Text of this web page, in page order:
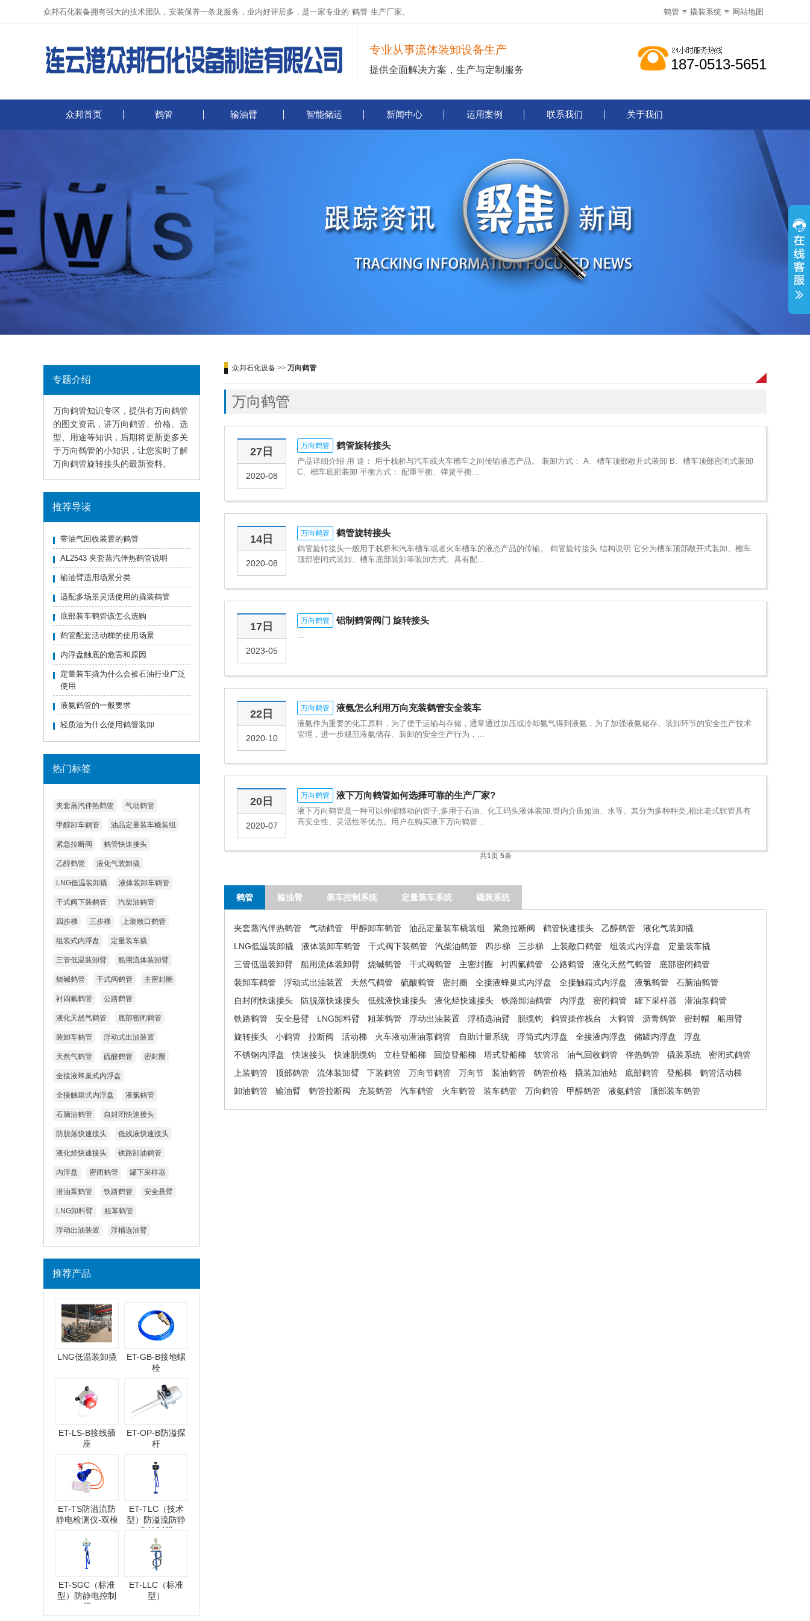
众邦石化装备拥有强大的技术团队，安装保养一条龙服务，业内好评居多，是一家专业的 鹤管 生产厂家。 鹤管 ≡ 撬装系统 ≡ 网站地图
专业从事流体装卸设备生产
提供全面解决方案，生产与定制服务 187-0513-5651
众邦首页 鹤管 输油臂 智能储运 新闻中心 运用案例 联系我们 关于我们
专题介绍
万向鹤管知识专区，提供有万向鹤管
的图文资讯，讲万向鹤管、价格、选
型、用途等知识，后期将更新更多关
于万向鹤管的小知识，让您实时了解
万向鹤管旋转接头的最新资料。
推荐导读
带油气回收装置的鹤管
AL2543 夹套蒸汽伴热鹤管说明
输油臂适用场景分类
适配多场景灵活使用的撬装鹤管
底部装车鹤管该怎么选购
鹤管配套活动梯的使用场景
内浮盘触底的危害和原因
定量装车撬为什么会被石油行业广泛
使用
液氨鹤管的一般要求
轻质油为什么使用鹤管装卸
热门标签
夹套蒸汽伴热鹤管 气动鹤管
甲醇卸车鹤管 油品定量装车橇装组
紧急拉断阀 鹤管快速接头
乙醇鹤管 液化气装卸撬
LNG低温装卸撬 液体装卸车鹤管
干式阀下装鹤管 汽柴油鹤管
四步梯 三步梯 上装敞口鹤管
组装式内浮盘 定量装车撬
三管低温装卸臂 船用流体装卸臂
烧碱鹤管 干式阀鹤管 主密封圈
衬四氟鹤管 公路鹤管
液化天然气鹤管 底部密闭鹤管
装卸车鹤管 浮动式出油装置
天然气鹤管 硫酸鹤管 密封圈
全接液蜂巢式内浮盘
全接触箱式内浮盘 液氯鹤管
石脑油鹤管 自封闭快速接头
防脱落快速接头 低残液快速接头
液化烃快速接头 铁路卸油鹤管
内浮盘 密闭鹤管 罐下采样器
潜油泵鹤管 铁路鹤管 安全悬臂
LNG卸料臂 粗苯鹤管
浮动出油装置 浮桶选油臂
推荐产品
LNG低温装卸撬
ET-GB-B接地螺
栓
ET-LS-B接线插
座
ET-OP-B防溢探
杆
ET-TS防溢流防
静电检测仪-双模
ET-TLC（技术
型）防溢流防静
电控制器
ET-SGC（标准
型）防静电控制
器
ET-LLC（标准
型）
众邦石化设备 >> 万向鹤管
万向鹤管
27日
2020-08
万向鹤管 鹤管旋转接头
产品详细介绍 用 途： 用于栈桥与汽车或火车槽车之间传输液态产品。 装卸方式： A、槽车顶部敞开式装卸 B、槽车顶部密闭式装卸
C、槽车底部装卸 平衡方式： 配重平衡、弹簧平衡...
14日
2020-08
万向鹤管 鹤管旋转接头
鹤管旋转接头一般用于栈桥和汽车槽车或者火车槽车的液态产品的传输。 鹤管旋转接头 结构说明 它分为槽车顶部敞开式装卸、槽车
顶部密闭式装卸、槽车底部装卸等装卸方式。具有配...
17日
2023-05
万向鹤管 铝制鹤管阀门 旋转接头
...
22日
2020-10
万向鹤管 液氨怎么利用万向充装鹤管安全装车
液氨作为重要的化工原料，为了便于运输与存储，通常通过加压或冷却氨气得到液氨，为了加强液氨储存、装卸环节的安全生产技术
管理，进一步规范液氨储存、装卸的安全生产行为，...
20日
2020-07
万向鹤管 液下万向鹤管如何选择可靠的生产厂家?
液下万向鹤管是一种可以伸缩移动的管子,多用于石油、化工码头液体装卸,管内介质如油、水等。其分为多种种类,相比老式软管具有
高安全性、灵活性等优点。用户在购买液下万向鹤管...
共1页 5条
鹤管 输油臂 装车控制系统 定量装车系统 橇装系统
夹套蒸汽伴热鹤管 气动鹤管 甲醇卸车鹤管 油品定量装车橇装组 紧急拉断阀 鹤管快速接头 乙醇鹤管
液化气装卸撬
LNG低温装卸撬
液体装卸车鹤管 干式阀下装鹤管 汽柴油鹤管 四步梯 三步梯 上装敞口鹤管 组装式内浮盘
定量装车撬
三管低温装卸臂
船用流体装卸臂 烧碱鹤管 干式阀鹤管 主密封圈 衬四氟鹤管 公路鹤管 液化天然气鹤管
底部密闭鹤管
装卸车鹤管
浮动式出油装置 天然气鹤管 硫酸鹤管 密封圈 全接液蜂巢式内浮盘 全接触箱式内浮盘 液氯鹤管
石脑油鹤管
自封闭快速接头
防脱落快速接头 低残液快速接头 液化烃快速接头 铁路卸油鹤管 内浮盘 密闭鹤管 罐下采样器
潜油泵鹤管
铁路鹤管
安全悬臂 LNG卸料臂 粗苯鹤管 浮动出油装置 浮桶选油臂 脱缆钩 鹤管操作栈台 大鹤管 沥青鹤管 密封帽
船用臂
旋转接头
小鹤管 拉断阀 活动梯 火车液动潜油泵鹤管 自助计量系统 浮筒式内浮盘 全接液内浮盘 储罐内浮盘
浮盘
不锈钢内浮盘
快速接头 快速脱缆钩 立柱登船梯 回旋登船梯 塔式登船梯 软管吊 油气回收鹤管 伴热鹤管 撬装系统
密闭式鹤管
上装鹤管
顶部鹤管 流体装卸臂 下装鹤管 万向节鹤管 万向节 装油鹤管 鹤管价格 撬装加油站 底部鹤管 登船梯
鹤管活动梯
卸油鹤管
输油臂 鹤管拉断阀 充装鹤管 汽车鹤管 火车鹤管 装车鹤管 万向鹤管 甲醇鹤管 液氨鹤管 顶部装车鹤管